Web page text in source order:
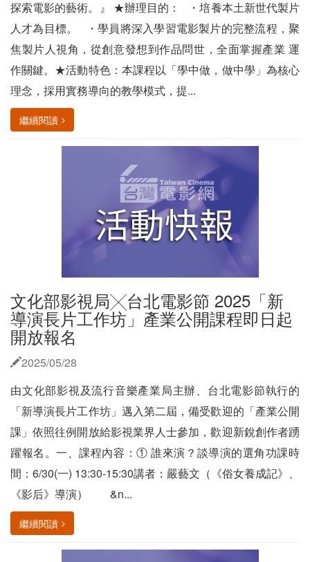
探索電影的藝術。』 ★辦理目的： ・培養本土新世代製片
人才為目標。 ・學員將深入學習電影製片的完整流程，聚
焦製片人視角，從創意發想到作品問世，全面掌握產業 運
作關鍵。★活動特色：本課程以「學中做，做中學」為核心
理念，採用實務導向的教學模式，提...
繼續閱讀
文化部影視局╳台北電影節 2025「新
導演長片工作坊」產業公開課程即日起
開放報名
2025/05/28
由文化部影視及流行音樂產業局主辦、台北電影節執行的
「新導演長片工作坊」邁入第二屆，備受歡迎的「產業公開
課」依照往例開放給影視業界人士參加，歡迎新銳創作者踴
躍報名。一、課程內容：① 誰來演？談導演的選角功課時
間：6/30(一) 13:30-15:30講者：嚴藝文（《俗女養成記》、
《影后》導演） &n...
繼續閱讀